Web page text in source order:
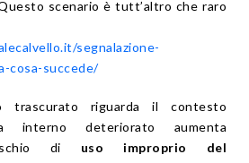
scenario è tutt’altro che raro
segnalazione-
cosa-succede/
trascurato riguarda il contesto
interno deteriorato aumenta
di uso improprio del